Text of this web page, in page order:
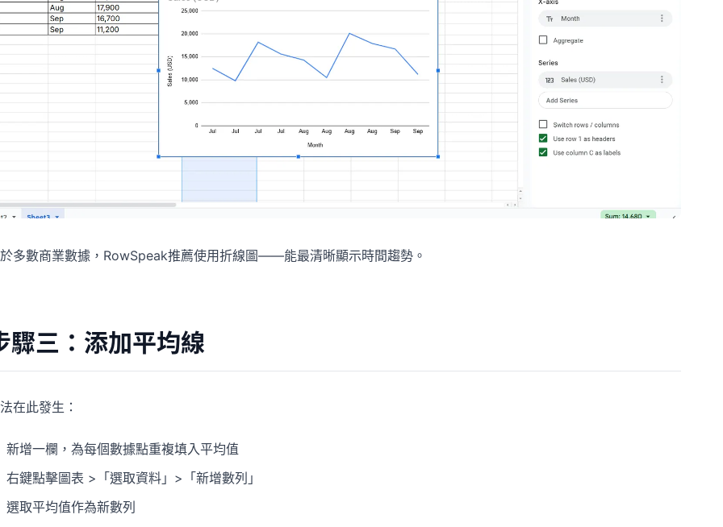
多數商業數據，RowSpeak推薦使用折線圖——能最清晰顯示時間趨勢。
驟三：添加平均線
在此發生：
新增一欄，為每個數據點重複填入平均值
右鍵點擊圖表 >「選取資料」>「新增數列」
選取平均值作為新數列